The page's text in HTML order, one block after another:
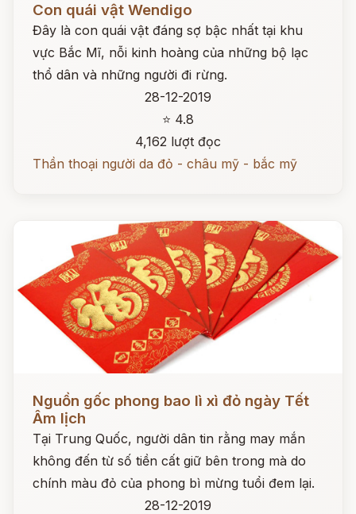
Con quái vật Wendigo
Đây là con quái vật đáng sợ bậc nhất tại khu
vực Bắc Mĩ, nỗi kinh hoàng của những bộ lạc
thổ dân và những người đi rừng.
28-12-2019
⭐ 4.8
4,162 lượt đọc
Thần thoại người da đỏ - châu mỹ - bắc mỹ
Đọc ngay
Nguồn gốc phong bao lì xì đỏ ngày Tết
Âm lịch
Tại Trung Quốc, người dân tin rằng may mắn
không đến từ số tiền cất giữ bên trong mà do
chính màu đỏ của phong bì mừng tuổi đem lại.
28-12-2019